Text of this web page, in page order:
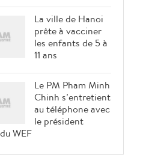
La ville de Hanoi
prête à vacciner
les enfants de 5 à
11 ans
Le PM Pham Minh
Chinh s’entretient
au téléphone avec
le président
WEF